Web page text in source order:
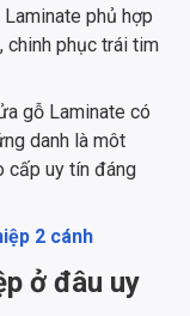
phủ hợp
chinh phục trái tim
gỗ Laminate có
danh là môt
cấp uy tín đáng
2 cánh
ở đâu uy